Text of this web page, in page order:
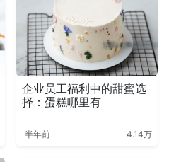
企业员工福利中的甜蜜选
择：蛋糕哪里有
半年前 4.14万